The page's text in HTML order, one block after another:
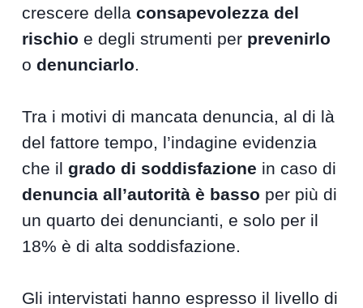
crescere dellaconsapevolezza del
rischio e degli strumenti per prevenirlo
odenunciarlo.
Tra i motivi di mancata denuncia, al di là
del fattore tempo, l’indagine evidenzia
che ilgrado di soddisfazione in caso di
denuncia all’autorità è basso per più di
un quarto dei denuncianti, e solo per il
18% è di alta soddisfazione.
Gli intervistati hanno espresso il livello di